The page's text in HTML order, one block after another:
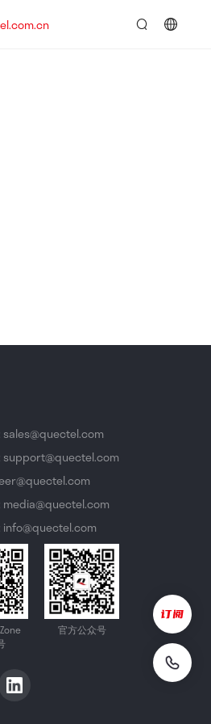
sales@quectel.com
support@quectel.com
media@quectel.com
info@quectel.com
官方公众号